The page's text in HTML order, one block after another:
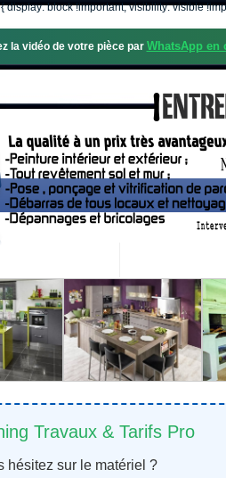
block !important; visibility: visible
la vidéo de votre pièce par WhatsApp en
Travaux & Tarifs Pro
hésitez sur le matériel ?